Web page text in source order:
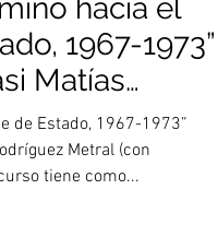
hacia el
1967-1973”
Matías
de Estado, 1967-1973”
Metral (con
tiene como...